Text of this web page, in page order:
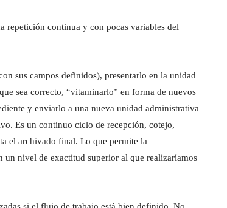
repetición continua y con pocas variables del
sus campos definidos), presentarlo en la unidad
sea correcto, “vitaminarlo” en forma de nuevos
y enviarlo a una nueva unidad administrativa
Es un continuo ciclo de recepción, cotejo,
el archivado final. Lo que permite la
un nivel de exactitud superior al que realizaríamos